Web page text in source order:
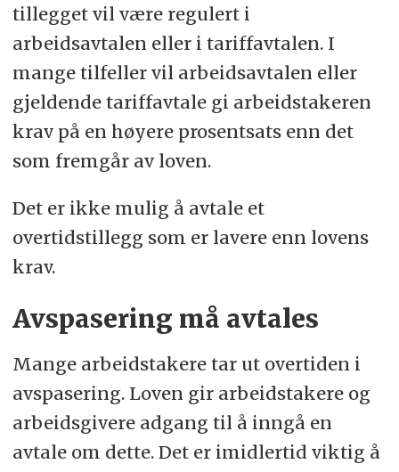
tillegget vil være regulert i
arbeidsavtalen eller i tariffavtalen. I
mange tilfeller vil arbeidsavtalen eller
gjeldende tariffavtale gi arbeidstakeren
krav på en høyere prosentsats enn det
som fremgår av loven.
Det er ikke mulig å avtale et
overtidstillegg som er lavere enn lovens
krav.
Avspasering må avtales
Mange arbeidstakere tar ut overtiden i
avspasering. Loven gir arbeidstakere og
arbeidsgivere adgang til å inngå en
avtale om dette. Det er imidlertid viktig å